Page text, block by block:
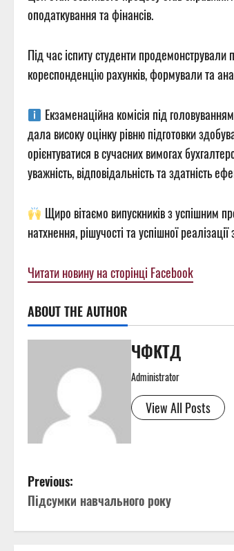
оподаткування та фінансів.
Під час іспиту студенти
кореспонденцію рахунків, формували та
Екзаменаційна комісія під
дала високу оцінку рівню підготовки
орієнтуватися в сучасних вимогах
уважність, відповідальність та здатність
Щиро вітаємо випускників з успішним
натхнення, рішучості та успішної
Читати новину на сторінці Facebook
ABOUT THE AUTHOR
ЧФКТД
Administrator
View All Posts
P
o
Previous:
Підсумки навчального року